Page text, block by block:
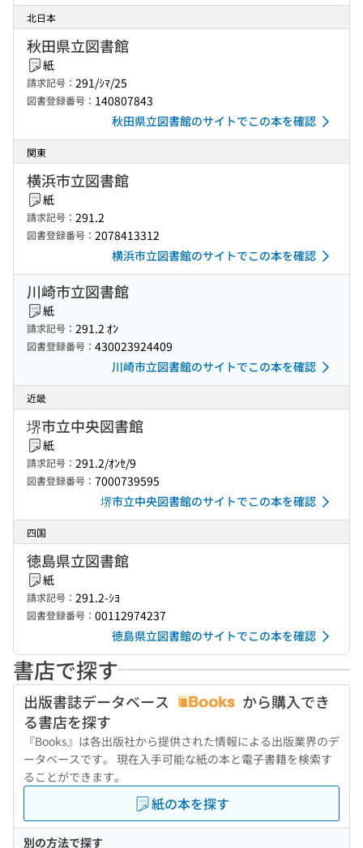
北日本
秋田県立図書館
紙
請求記号： 291/ｼﾏ/25
図書登録番号： 140807843
秋田県立図書館のサイトでこの本を確認
関東
横浜市立図書館
紙
請求記号： 291.2
図書登録番号： 2078413312
横浜市立図書館のサイトでこの本を確認
川崎市立図書館
紙
請求記号： 291.2 ｵﾝ
図書登録番号： 430023924409
川崎市立図書館のサイトでこの本を確認
近畿
堺市立中央図書館
紙
請求記号： 291.2/ｵﾝｾ/9
図書登録番号： 7000739595
堺市立中央図書館のサイトでこの本を確認
四国
徳島県立図書館
紙
請求記号： 291.2-ｼﾖ
図書登録番号： 00112974237
徳島県立図書館のサイトでこの本を確認
書店で探す
出版書誌データベース
から購入でき
る書店を探す
『Books』は各出版社から提供された情報による出版業界のデ
ータベースです。 現在入手可能な紙の本と電子書籍を検索す
ることができます。
紙の本を探す
別の方法で探す